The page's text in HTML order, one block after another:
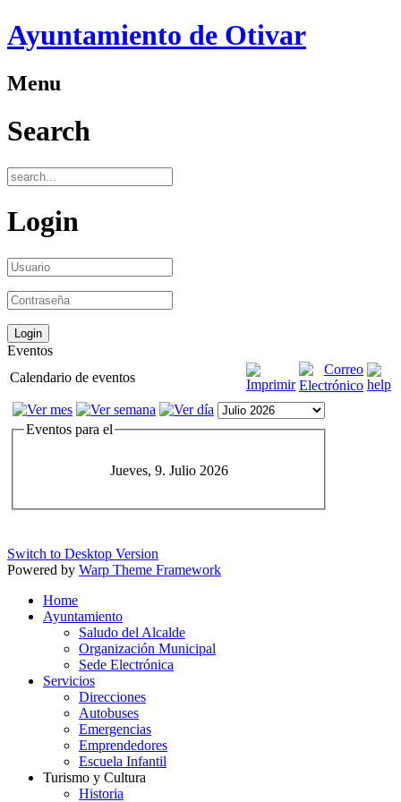
Ayuntamiento de Otivar
Menu
Search
Login
Eventos
Calendario de eventos
Eventos para el
Jueves, 9. Julio 2026
Switch to Desktop Version
Powered by Warp Theme Framework
Home
Ayuntamiento
Saludo del Alcalde
Organización Municipal
Sede Electrónica
Servicios
Direcciones
Autobuses
Emergencias
Emprendedores
Escuela Infantil
Turismo y Cultura
Historia